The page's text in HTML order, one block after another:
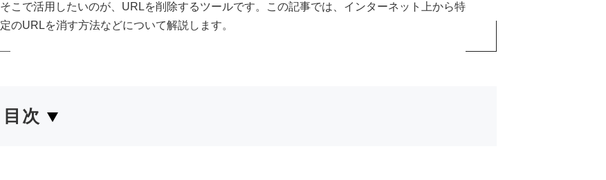
そこで活用したいのが、URLを削除するツールです。この記事では、インターネット上から特
定のURLを消す方法などについて解説します。
目次